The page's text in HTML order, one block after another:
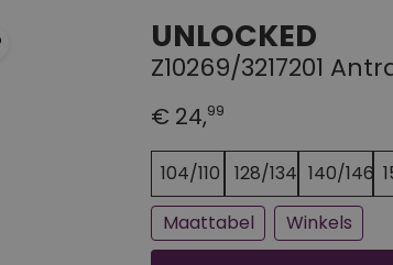
UNLOCKED
Z10269/3217201
€ 24,99
Een paar stuks op voorraad
Bijna uitverkocht
104/110 128/134 140/146
Maattabel
Winkels